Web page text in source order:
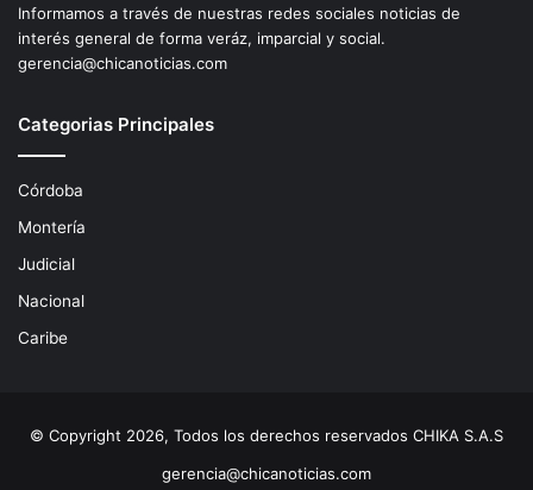
Informamos a través de nuestras redes sociales noticias de
interés general de forma veráz, imparcial y social.
gerencia@chicanoticias.com
Categorias Principales
Córdoba
Montería
Judicial
Nacional
Caribe
© Copyright 2026, Todos los derechos reservados CHIKA S.A.S
gerencia@chicanoticias.com